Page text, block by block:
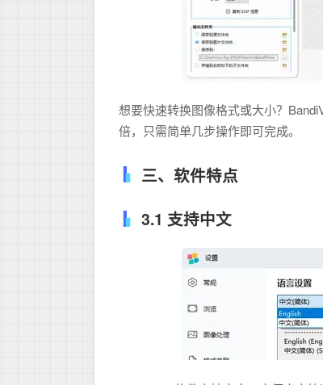
想要快速转换图像格式或大小？
倍，只需简单几步操作即可完成。
三、软件特点
3.1 支持中文